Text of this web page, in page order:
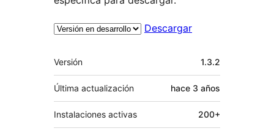
Descargar
Meta
Versión 1.3.2
Última actualización hace 3 años
Instalaciones activas 200+